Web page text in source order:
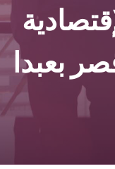
بعبدا